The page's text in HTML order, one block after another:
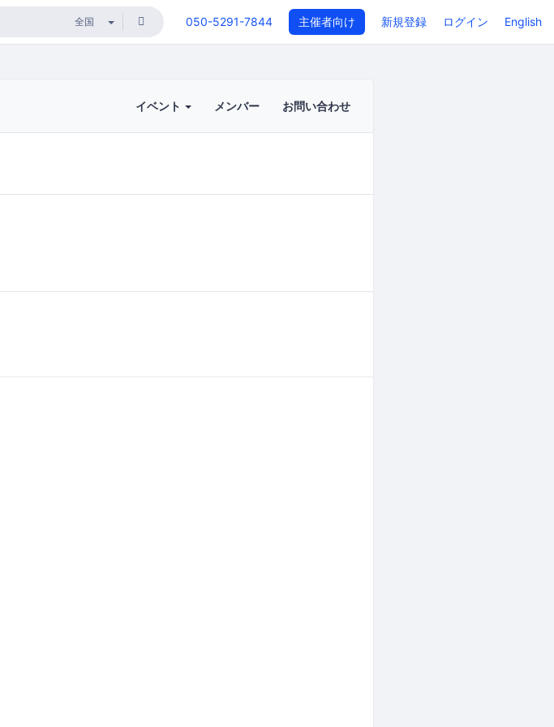
050-5291-7844 主催者向け 新規登録 ログイン English
イベント メンバー お問い合わせ